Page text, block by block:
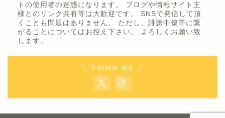
トの使用者の迷惑になります。 ブログや情報サイト主
様とのリンク共有等は大歓迎です。 SNSで発信して頂
くことも問題はありません。 ただし、誹謗中傷等に繋
がることについてはお控え下さい。 よろしくお願い致
します。
＼ Follow me ／